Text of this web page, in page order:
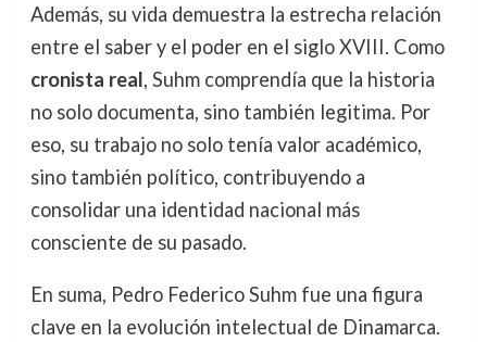
Además, su vida demuestra la estrecha relación
entre el saber y el poder en el siglo XVIII. Como
cronista real, Suhm comprendía que la historia
no solo documenta, sino también legitima. Por
eso, su trabajo no solo tenía valor académico,
sino también político, contribuyendo a
consolidar una identidad nacional más
consciente de su pasado.
En suma, Pedro Federico Suhm fue una figura
clave en la evolución intelectual de Dinamarca.